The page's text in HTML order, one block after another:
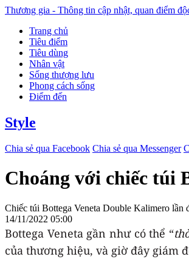
Thương gia - Thông tin cập nhật, quan điểm
Trang chủ
Tiêu điểm
Tiêu dùng
Nhân vật
Sống thượng lưu
Phong cách sống
Điểm đến
Style
Chia sẻ qua Facebook Chia sẻ qua Messenger
Choáng với chiếc túi
Chiếc túi Bottega Veneta Double Kalimero lần
14/11/2022 05:00
Bottega Veneta gần như có thể “
của thương hiệu, và giờ đây giám